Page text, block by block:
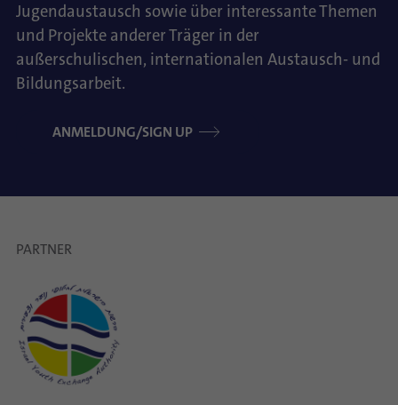
Jugendaustausch sowie über interessante Themen
und Projekte anderer Träger in der
außerschulischen, internationalen Austausch- und
Bildungsarbeit.
ANMELDUNG/SIGN UP
PARTNER